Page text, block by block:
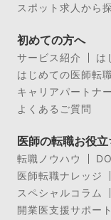
スポット求人から
初めての方へ
サービス紹介
は
はじめての医師転
キャリアパートナ
よくあるご質問
医師の転職お役
転職ノウハウ
医師転職ナレッジ
スペシャルコラム
開業医支援サポート